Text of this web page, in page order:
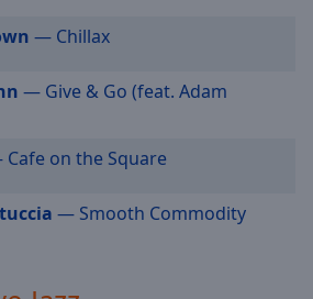
— Chillax
— Give & Go (feat. Adam
on the Square
— Smooth Commodity